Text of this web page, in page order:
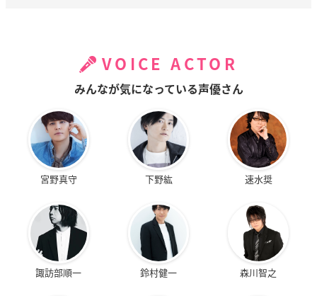
VOICE ACTOR
みんなが気になっている声優さん
宮野真守 下野紘 速水奨
諏訪部順一 鈴村健一 森川智之